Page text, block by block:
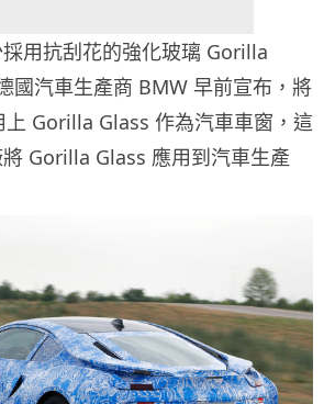
用抗刮花的強化玻璃 Gorilla
國汽車生產商 BMW 早前宣布，將
Gorilla Glass 作為汽車車窗，這
Gorilla Glass 應用到汽車生產